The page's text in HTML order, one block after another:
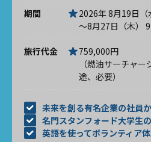
期間
2026年 8月19日（
～8月27日（木）
旅行代金
759,000円
（燃油サーチャ
途、必要）
未来を創る有名企業の社員
名門スタンフォード大学生
英語を使ってボランティア体